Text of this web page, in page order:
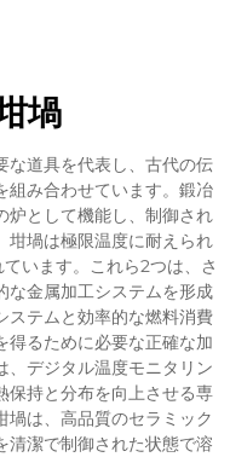
堝
な道具を代表し、古代の伝
組み合わせています。鍛冶
炉として機能し、制御され
坩堝は極限温度に耐えられ
います。これら2つは、さ
な金属加工システムを形成
ステムと効率的な燃料消費
得るために必要な正確な加
、デジタル温度モニタリン
保持と分布を向上させる専
堝は、高品質のセラミック
清潔で制御された状態で溶